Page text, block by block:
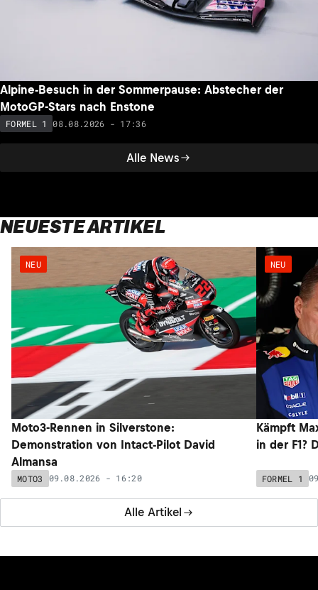
Alle News
Alpine-Besuch in der Sommerpause: Abstecher der
MotoGP-Stars nach Enstone
FORMEL 1 08.08.2026 - 17:36
NEUESTE ARTIKEL
Alle Artikel
NEU
Moto3-Rennen in Silverstone:
Demonstration von Intact-Pilot David
Almansa
MOTO3 09.08.2026 - 16:20
NEU
Kämpft
in der F1?
FORMEL 1